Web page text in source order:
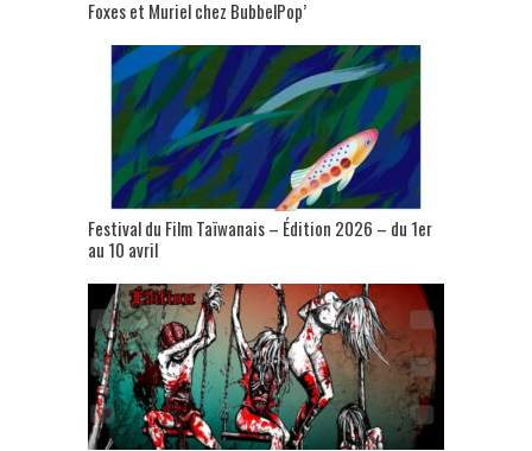
Foxes et Muriel chez BubbelPop’
Festival du Film Taïwanais – Édition 2026 – du 1er
au 10 avril